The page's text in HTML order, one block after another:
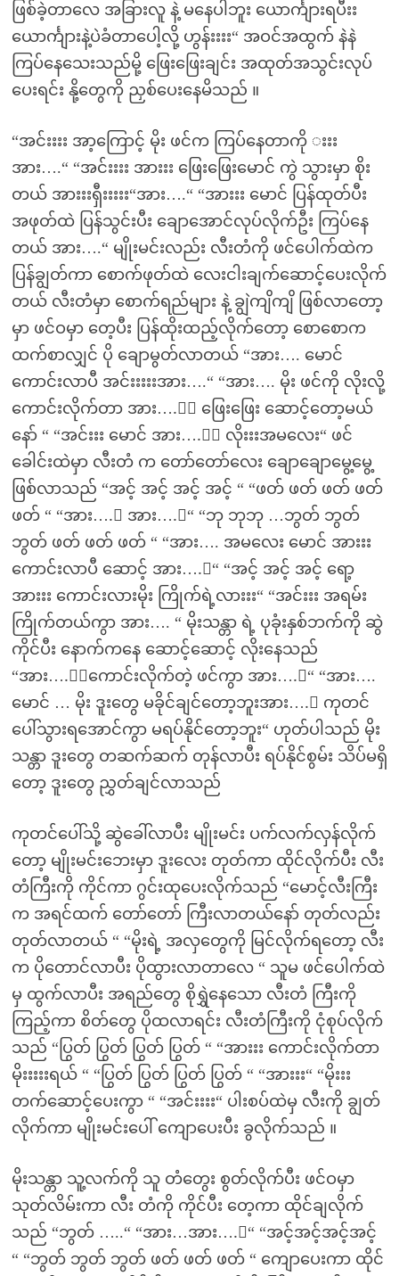
ဖြစ်ခဲ့တာလေ အခြားလူ နဲ့ မနေပါဘူး ယောင်္ကျားရပီးး
ယောင်္ကျားနဲ့ပဲခံတာပေါ့လို့ ဟွန်းးးး“ အဝင်အထွက် နဲနဲ
ကြပ်နေသေးသည်မို့ ဖြေးဖြေးချင်း အထုတ်အသွင်းလုပ်
ပေးရင်း နို့တွေကို ညှစ်ပေးနေမိသည် ။
“အင်းးးး အာ့ကြောင့် မိုး ဖင်က ကြပ်နေတာကို းးး
အား….“ “အင်းးးး အားးး ဖြေးဖြေးမောင် ကွဲ သွားမှာ စိုး
တယ် အားးးရှီးးးးး“အား….“ “အားးး မောင် ပြန်ထုတ်ပီး
အဖုတ်ထဲ ပြန်သွင်းပီး ချောအောင်လုပ်လိုက်ဦး ကြပ်နေ
တယ် အား….“ မျိုးမင်းလည်း လီးတံကို ဖင်ပေါက်ထဲက
ပြန်ချွတ်ကာ စောက်ဖုတ်ထဲ လေးငါးချက်ဆောင့်ပေးလိုက်
တယ် လီးတံမှာ စောက်ရည်များ နဲ့ ချွဲကျိကျိ ဖြစ်လာတော့
မှာ ဖင်ဝမှာ တေ့ပီး ပြန်ထိုးထည့်လိုက်တော့ စောစောက
ထက်စာလျှင် ပို ချောမွတ်လာတယ် “အား…. မောင်
ကောင်းလာပီ အင်းးးးးအား….“ “အား…. မိုး ဖင်ကို လိုးလို့
ကောင်းလိုက်တာ အား….းး ဖြေးဖြေး ဆောင့်တော့မယ်
နော် “ “အင်းးး မောင် အား….းး လိုးးးအမလေး“ ဖင်
ခေါင်းထဲမှာ လီးတံ က တော်တော်လေး ချောချောမွေ့မွေ့
ဖြစ်လာသည် “အင့် အင့် အင့် အင့် “ “ဖတ် ဖတ် ဖတ် ဖတ်
ဖတ် “ “အား….း အား….း“ “ဘု ဘုဘု …ဘွတ် ဘွတ်
ဘွတ် ဖတ် ဖတ် ဖတ် “ “အား…. အမလေး မောင် အားးး
ကောင်းလာပီ ဆောင့် အား….း“ “အင့် အင့် အင့် ရော့
အားးး ကောင်းလားမိုး ကြိုက်ရဲ့လားးး“ “အင်းးး အရမ်း
ကြိုက်တယ်ကွာ အား…. “ မိုးသန္တာ ရဲ့ ပုခုံးနှစ်ဘက်ကို ဆွဲ
ကိုင်ပီး နောက်ကနေ ဆောင့်ဆောင့် လိုးနေသည်
“အား….းးကောင်းလိုက်တဲ့ ဖင်ကွာ အား….း“ “အား….
မောင် … မိုး ဒူးတွေ မခိုင်ချင်တော့ဘူးအား….း ကုတင်
ပေါ်သွားရအောင်ကွာ မရပ်နိုင်တော့ဘူး“ ဟုတ်ပါသည် မိုး
သန္တာ ဒူးတွေ တဆက်ဆက် တုန်လာပီး ရပ်နိုင်စွမ်း သိပ်မရှိ
တော့ ဒူးတွေ ညွှတ်ချင်လာသည်
ကုတင်ပေါ်သို့ ဆွဲခေါ်လာပီး မျိုးမင်း ပက်လက်လှန်လိုက်
တော့ မျိုးမင်းဘေးမှာ ဒူးလေး တုတ်ကာ ထိုင်လိုက်ပီး လီး
တံကြီးကို ကိုင်ကာ ဂွင်းထုပေးလိုက်သည် “မောင့်လီးကြီး
က အရင်ထက် တော်တော် ကြီးလာတယ်နော် တုတ်လည်း
တုတ်လာတယ် “ “မိုးရဲ့ အလှတွေကို မြင်လိုက်ရတော့ လီး
က ပိုတောင်လာပီး ပိုထွားလာတာလေ “ သူမ ဖင်ပေါက်ထဲ
မှ ထွက်လာပီး အရည်တွေ စိုရွှဲနေသော လီးတံ ကြီးကို
ကြည့်ကာ စိတ်တွေ ပိုထလာရင်း လီးတံကြီးကို ငုံစုပ်လိုက်
သည် “ပြွတ် ပြွတ် ပြွတ် ပြွတ် “ “အားးး ကောင်းလိုက်တာ
မိုးးးးးရယ် “ “ပြွတ် ပြွတ် ပြွတ် ပြွတ် “ “အားးး“ “မိုးးး
တက်ဆောင့်ပေးကွာ “ “အင်းးးး“ ပါးစပ်ထဲမှ လီးကို ချွတ်
လိုက်ကာ မျိုးမင်းပေါ် ကျောပေးပီး ခွလိုက်သည် ။
မိုးသန္တာ သူ့လက်ကို သူ တံတွေး စွတ်လိုက်ပီး ဖင်ဝမှာ
သုတ်လိမ်းကာ လီး တံကို ကိုင်ပီး တေ့ကာ ထိုင်ချလိုက်
သည် “ဘွတ် …..“ “အား…အား….း“ “အင့်အင့်အင့်အင့်
“ “ဘွတ် ဘွတ် ဘွတ် ဖတ် ဖတ် ဖတ် “ ကျောပေးကာ ထိုင်